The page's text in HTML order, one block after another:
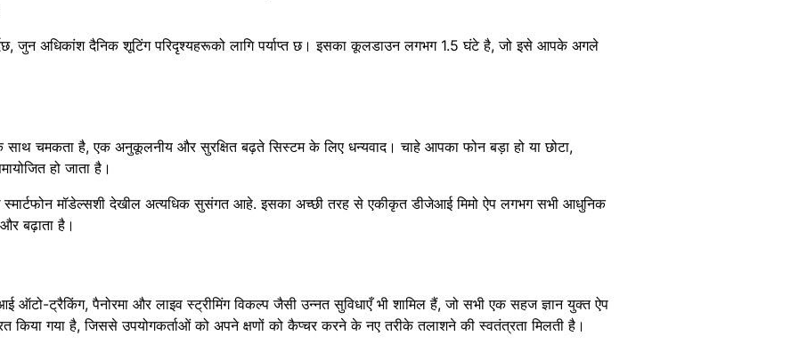
जुन अधिकांश दैनिक शूटिंग परिदृश्यहरूको लागि पर्याप्त छ। इसका कूलडाउन लगभग 1.5 घंटे है, जो इसे आपके अगले
चमकता है, एक अनुकूलनीय और सुरक्षित बढ़ते सिस्टम के लिए धन्यवाद। चाहे आपका फोन बड़ा हो या छोटा,
हो जाता है।
स्मार्टफोन मॉडेल्सशी देखील अत्यधिक सुसंगत आहे. इसका अच्छी तरह से एकीकृत डीजेआई मिमो ऐप लगभग सभी आधुनिक
बढ़ाता है।
ट्रैकिंग, पैनोरमा और लाइव स्ट्रीमिंग विकल्प जैसी उन्नत सुविधाएँ भी शामिल हैं, जो सभी एक सहज ज्ञान युक्त ऐप
गया है, जिससे उपयोगकर्ताओं को अपने क्षणों को कैप्चर करने के नए तरीके तलाशने की स्वतंत्रता मिलती है।